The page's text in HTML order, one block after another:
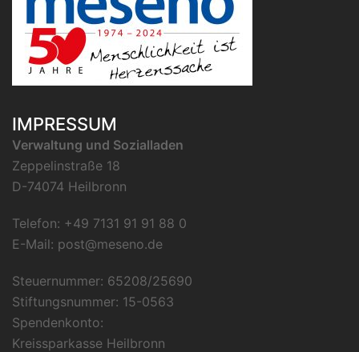
IMPRESSUM
Verwaltung und Sozialladen
Zeppelinstraße 18
D-74074 Heilbronn
Telefon: +49 7131 91 91 88 0
E-Mail: post@meseno.de
Steuernummer: 65208/25690
Stiftungsnummer: 15-0563
Spendenkonto:
Kreissparkasse Heilbronn